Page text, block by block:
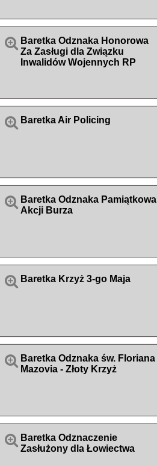
 Baretka Odznaka Honorowa
Za Zasługi dla Związku
Inwalidów Wojennych RP
 Baretka Air Policing
 Baretka Odznaka Pamiątkowa
Akcji Burza
 Baretka Krzyż 3-go Maja
 Baretka Odznaka św. Floriana
Mazovia - Złoty Krzyż
 Baretka Odznaczenie
Zasłużony dla Łowiectwa